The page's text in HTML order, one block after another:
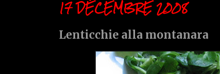
17 DÉCEMBRE 2008
Lenticchie alla montanara